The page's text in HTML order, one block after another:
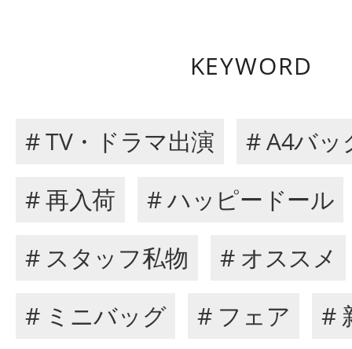
KEYWORD
# TV・ドラマ出演
# A4バッ
# 再入荷
# ハッピードール
# スタッフ私物
# オススメ
# ミニバッグ
# フェア
#